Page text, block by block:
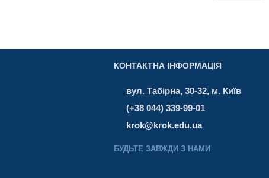
КОНТАКТНА ІНФОРМАЦІЯ
вул. Табірна, 30-32, м. Київ
(+38 044) 339-99-01
krok@krok.edu.ua
БУДЬТЕ ЗАВЖДИ З НАМИ